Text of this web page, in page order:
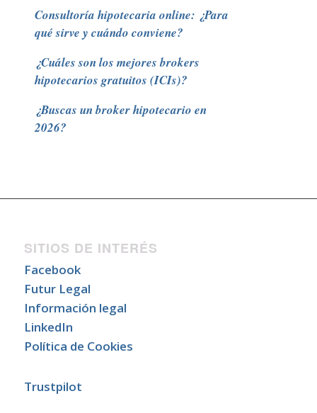
Consultoría hipotecaria online: ¿Para
qué sirve y cuándo conviene?
¿Cuáles son los mejores brokers
hipotecarios gratuitos (ICIs)?
¿Buscas un broker hipotecario en
2026?
SITIOS DE INTERÉS
Facebook
Futur Legal
Información legal
LinkedIn
Política de Cookies
Trustpilot